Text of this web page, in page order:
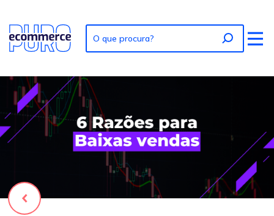
Foto: Como aumentar as vendas no e-commerce: 6 erros
Voltar